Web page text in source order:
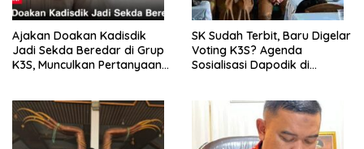
Ajakan Doakan Kadisdik
Jadi Sekda Beredar di Grup
K3S, Munculkan Pertanyaan
SK Sudah Terbit, Baru Digelar
Voting K3S? Agenda
Sosialisasi Dapodik di